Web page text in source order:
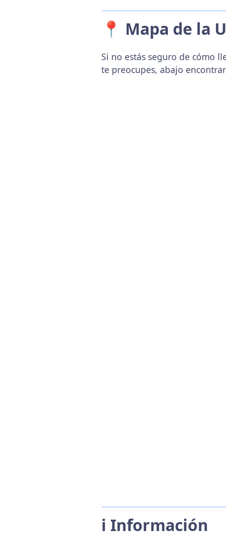
📍 Mapa de la
Si no estás seguro de cómo
te preocupes, abajo
ℹ️ Información